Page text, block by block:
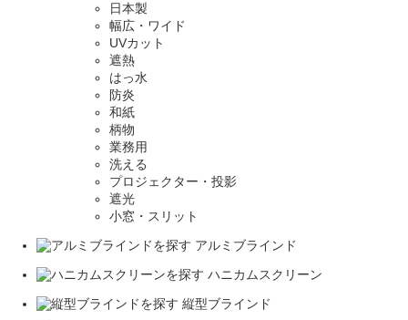
日本製
幅広・ワイド
UVカット
遮熱
はっ水
防炎
和紙
柄物
業務用
洗える
プロジェクター・投影
遮光
小窓・スリット
アルミブラインド
ハニカムスクリーン
縦型ブラインド